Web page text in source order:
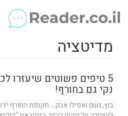
מדיטציה
5 טיפים פשוטים שיעזרו
נקי גם בחורף!
בוץ, גשם ואפילו אבק... תקופת החורף